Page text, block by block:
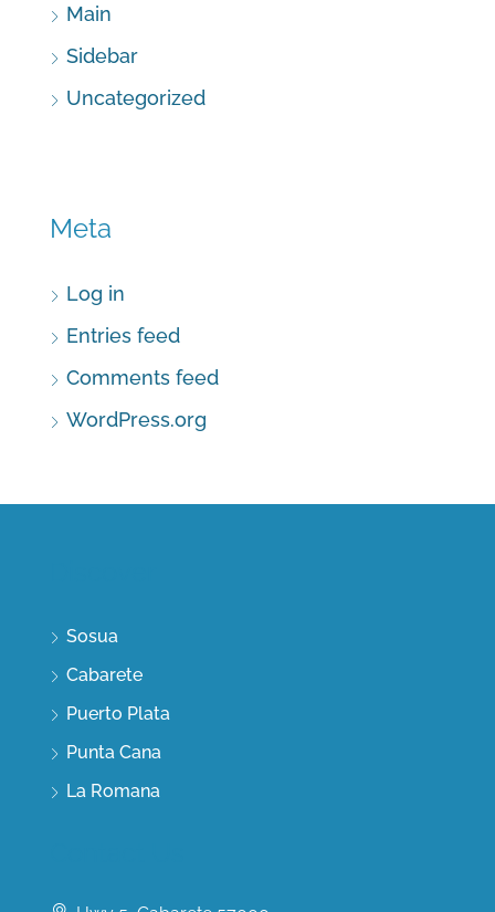
Main
Sidebar
Uncategorized
Meta
Log in
Entries feed
Comments feed
WordPress.org
Sosua
Cabarete
Puerto Plata
Punta Cana
La Romana